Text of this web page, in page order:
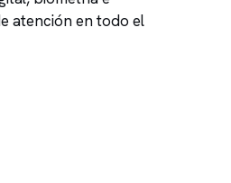
atención en todo el